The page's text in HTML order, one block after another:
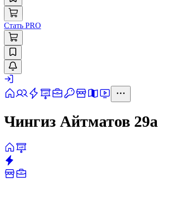
Стать PRO
Чингиз Айтматов 29а